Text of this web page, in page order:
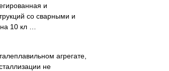
и
со сварными и
на 10 кл …
агрегате,
не